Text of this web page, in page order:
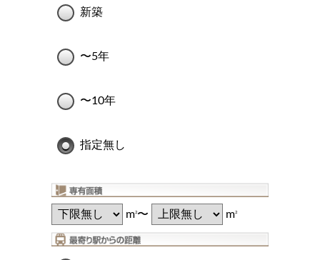
新築
〜5年
〜10年
指定無し
m2〜 m2